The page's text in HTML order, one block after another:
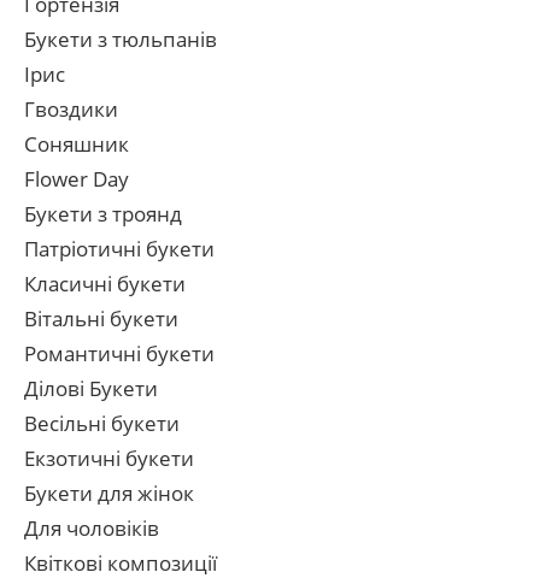
Букети з тюльпанів
Ірис
Гвоздики
Соняшник
Flower Day
Букети з троянд
Патріотичні букети
Класичні букети
Вітальні букети
Романтичні букети
Ділові Букети
Весільні букети
Екзотичні букети
Букети для жінок
Для чоловіків
Квіткові композиції